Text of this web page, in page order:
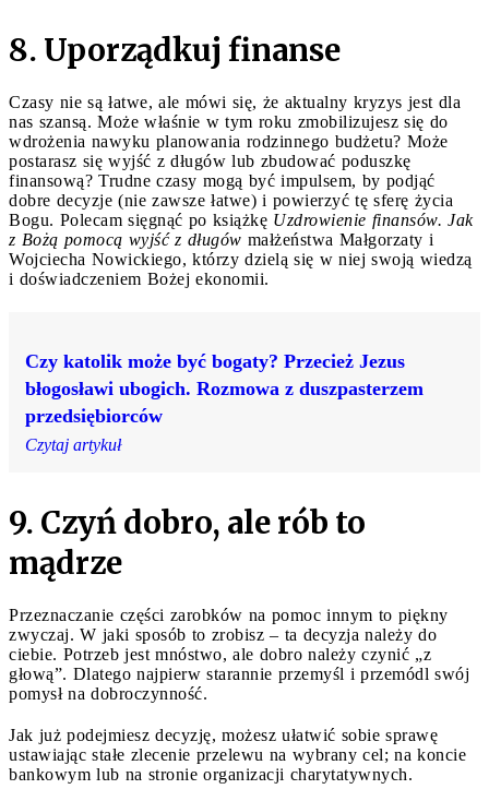
8. Uporządkuj finanse
Czasy nie są łatwe, ale mówi się, że aktualny kryzys jest dla
nas szansą. Może właśnie w tym roku zmobilizujesz się do
wdrożenia nawyku planowania rodzinnego budżetu? Może
postarasz się wyjść z długów lub zbudować poduszkę
finansową? Trudne czasy mogą być impulsem, by podjąć
dobre decyzje (nie zawsze łatwe) i powierzyć tę sferę życia
Bogu. Polecam sięgnąć po książkę Uzdrowienie finansów. Jak
z Bożą pomocą wyjść z długów małżeństwa Małgorzaty i
Wojciecha Nowickiego, którzy dzielą się w niej swoją wiedzą
i doświadczeniem Bożej ekonomii.
Czy katolik może być bogaty? Przecież Jezus
błogosławi ubogich. Rozmowa z duszpasterzem
przedsiębiorców
Czytaj artykuł
9. Czyń dobro, ale rób to
mądrze
Przeznaczanie części zarobków na pomoc innym to piękny
zwyczaj. W jaki sposób to zrobisz – ta decyzja należy do
ciebie. Potrzeb jest mnóstwo, ale dobro należy czynić „z
głową”. Dlatego najpierw starannie przemyśl i przemódl swój
pomysł na dobroczynność.
Jak już podejmiesz decyzję, możesz ułatwić sobie sprawę
ustawiając stałe zlecenie przelewu na wybrany cel; na koncie
bankowym lub na stronie organizacji charytatywnych.